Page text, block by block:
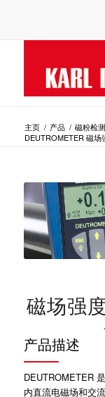
主页 / 产品 / 磁粉检测
DEUTROMETER 磁场
磁场强
产品描述
DEUTROMETER
内直流电磁场和交